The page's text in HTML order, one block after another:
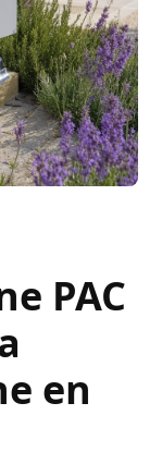
PAC
en